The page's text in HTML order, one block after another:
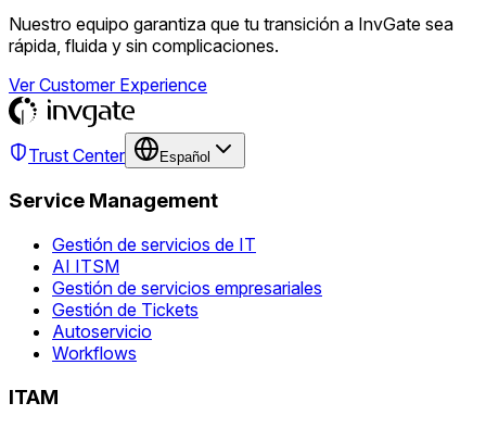
Nuestro equipo garantiza que tu transición a InvGate sea
rápida, fluida y sin complicaciones.
Ver Customer Experience
Trust Center Español
Service Management
Gestión de servicios de IT
AI ITSM
Gestión de servicios empresariales
Gestión de Tickets
Autoservicio
Workflows
ITAM